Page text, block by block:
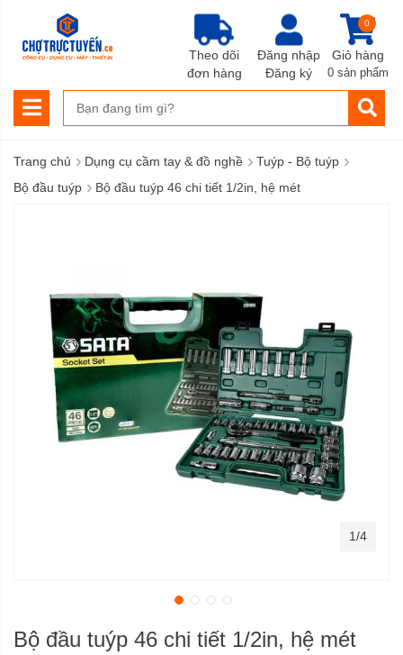
Đăng nhập
Đăng ký
Giỏ hàng
0
0 sản phẩm
Theo dõi
đơn hàng
Trang chủ › Dụng cụ cầm tay & đồ nghề › Tuýp - Bộ tuýp ›
Bộ đầu tuýp › Bộ đầu tuýp 46 chi tiết 1/2in, hệ mét
Bộ đầu tuýp 46 chi tiết 1/2in, hệ mét
1/4